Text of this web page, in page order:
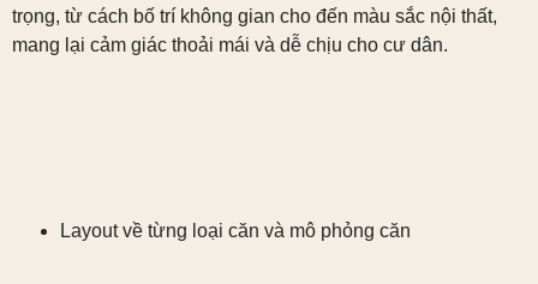
trọng, từ cách bố trí không gian cho đến màu sắc nội thất,
mang lại cảm giác thoải mái và dễ chịu cho cư dân.
Layout về từng loại căn và mô phỏng căn